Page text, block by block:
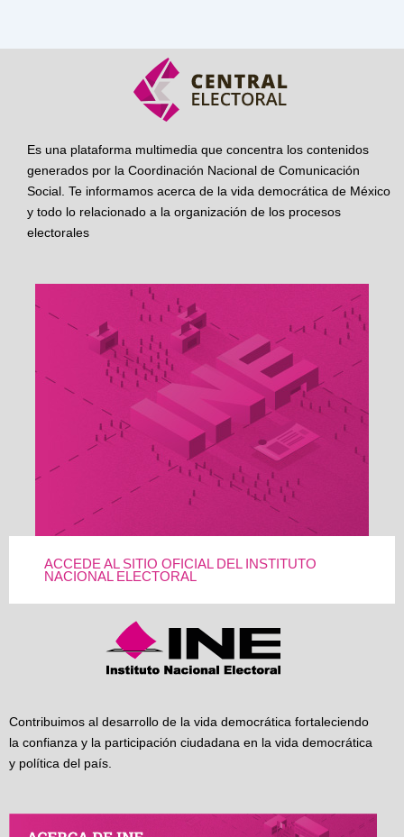
Es una plataforma multimedia que concentra los contenidos
generados por la Coordinación Nacional de Comunicación
Social. Te informamos acerca de la vida democrática de México
y todo lo relacionado a la organización de los procesos
electorales
ACCEDE AL SITIO OFICIAL DEL INSTITUTO
NACIONAL ELECTORAL
Contribuimos al desarrollo de la vida democrática fortaleciendo
la confianza y la participación ciudadana en la vida democrática
y política del país.